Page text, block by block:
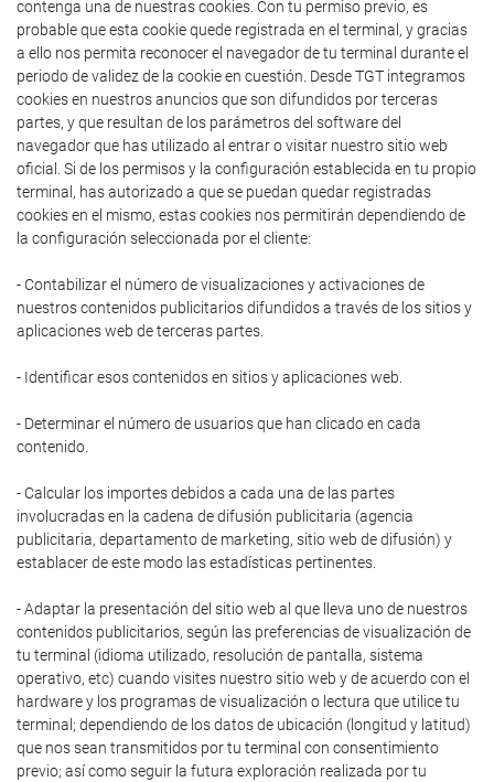
contenga una de nuestras cookies. Con tu permiso previo, es
probable que esta cookie quede registrada en el terminal, y gracias
a ello nos permita reconocer el navegador de tu terminal durante el
periodo de validez de la cookie en cuestión. Desde TGT integramos
cookies en nuestros anuncios que son difundidos por terceras
partes, y que resultan de los parámetros del software del
navegador que has utilizado al entrar o visitar nuestro sitio web
oficial. Si de los permisos y la configuración establecida en tu propio
terminal, has autorizado a que se puedan quedar registradas
cookies en el mismo, estas cookies nos permitirán dependiendo de
la configuración seleccionada por el cliente:
- Contabilizar el número de visualizaciones y activaciones de
nuestros contenidos publicitarios difundidos a través de los sitios y
aplicaciones web de terceras partes.
- Identificar esos contenidos en sitios y aplicaciones web.
- Determinar el número de usuarios que han clicado en cada
contenido.
- Calcular los importes debidos a cada una de las partes
involucradas en la cadena de difusión publicitaria (agencia
publicitaria, departamento de marketing, sitio web de difusión) y
establacer de este modo las estadísticas pertinentes.
- Adaptar la presentación del sitio web al que lleva uno de nuestros
contenidos publicitarios, según las preferencias de visualización de
tu terminal (idioma utilizado, resolución de pantalla, sistema
operativo, etc) cuando visites nuestro sitio web y de acuerdo con el
hardware y los programas de visualización o lectura que utilice tu
terminal; dependiendo de los datos de ubicación (longitud y latitud)
que nos sean transmitidos por tu terminal con consentimiento
previo; así como seguir la futura exploración realizada por tu